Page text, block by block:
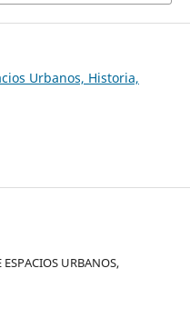
Urbanos, Historia,
URBANOS,